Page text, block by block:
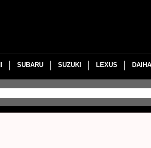
SUBARU SUZUKI LEXUS